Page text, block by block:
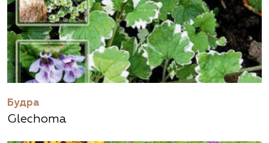
Будра
Glechoma